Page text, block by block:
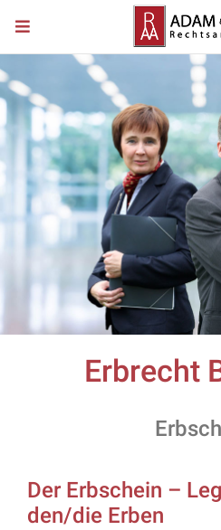
Erbrecht
Der Erbschein –
den/die Erben